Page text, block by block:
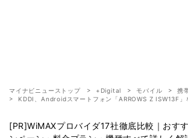
マイナビニューストップ +Digital モバイル
携
KDDI、Androidスマートフォン「ARROWS Z ISW13F」
[PR]WiMAXプロバイダ17社徹底比較｜おす